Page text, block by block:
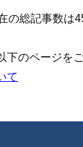
の総記事数は
のページを
て